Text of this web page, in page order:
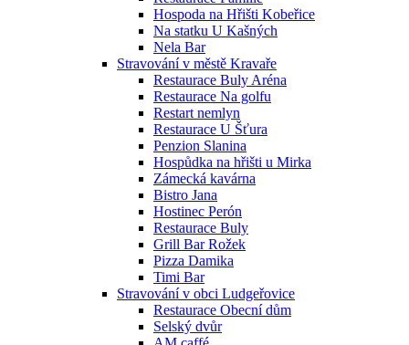
Hospoda na Hřišti Kobeřice
Na statku U Kašných
Nela Bar
Stravování v městě Kravaře
Restaurace Buly Aréna
Restaurace Na golfu
Restart nemlyn
Restaurace U Šťura
Penzion Slanina
Hospůdka na hřišti u Mirka
Zámecká kavárna
Bistro Jana
Hostinec Perón
Restaurace Buly
Grill Bar Rožek
Pizza Damika
Timi Bar
Stravování v obci Ludgeřovice
Restaurace Obecní dům
Selský dvůr